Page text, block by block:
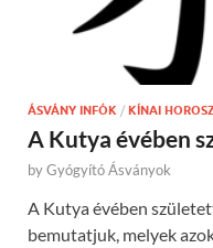
ÁSVÁNY INFÓK / KÍNAI
A Kutya évében
byGyógyító Ásványok
A Kutya évében
bemutatjuk, melyek